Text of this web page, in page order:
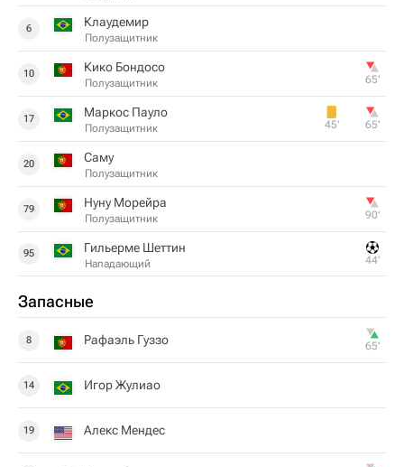
6 Клаудемир
Полузащитник
10 Кико Бондосо
Полузащитник 65‎’‎
17 Маркос Пауло
Полузащитник 45‎’‎ 65‎’‎
20 Саму
Полузащитник
79 Нуну Морейра
Полузащитник 90‎’‎
95 Гильерме Шеттин
Нападающий 44‎’‎
Запасные
8 Рафаэль Гуззо 65‎’‎
14 Игор Жулиао
19 Алекс Мендес